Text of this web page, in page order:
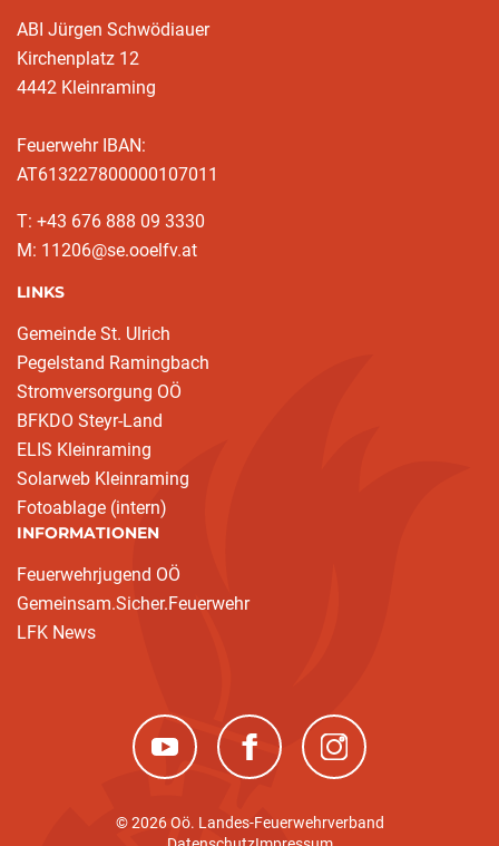
ABI Jürgen Schwödiauer
Kirchenplatz 12
4442 Kleinraming
Feuerwehr IBAN:
AT613227800000107011
T: +43 676 888 09 3330
M: 11206@se.ooelfv.at
LINKS
Gemeinde St. Ulrich
Pegelstand Ramingbach
Stromversorgung OÖ
BFKDO Steyr-Land
ELIS Kleinraming
Solarweb Kleinraming
Fotoablage (intern)
INFORMATIONEN
Feuerwehrjugend OÖ
Gemeinsam.Sicher.Feuerwehr
LFK News
(neues Fenster)(neues Fenster)(neues Fenster)
© 2026 Oö. Landes-Feuerwehrverband